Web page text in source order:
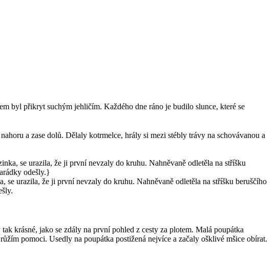
byl přikryt suchým jehličím. Každého dne ráno je budilo slunce, které se
a zase dolů. Dělaly kotrmelce, hrály si mezi stébly trávy na schovávanou a
urazila, že ji první nevzaly do kruhu. Nahněvaně odletěla na stříšku beruščího
krásné, jako se zdály na první pohled z cesty za plotem. Malá poupátka
pomoci. Usedly na poupátka postižená nejvíce a začaly ošklivé mšice obírat.